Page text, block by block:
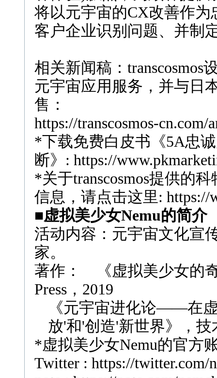
将以元宇宙的CX改善作
客户企业识别问题、并制
相关新闻稿： transcosmos
元宇宙应用服务，并与日
售：
https://transcosmos-cn.com/
*下载免费白皮书《5A忠
断》 : https://
*关于transcosmos提供的科
信息，请点击这里: https://
■虚拟美少女Nemu的简介
活动内容：元宇宙文化宣
家。
著作：
《虚拟美少女的
Press ， 2019
《元宇宙进化论——在
放'和'创造'新世界》，技
*虚拟美少女Nemu的官方
Twitter : https://twitter.com/